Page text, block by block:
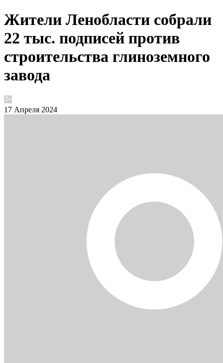
Жители Ленобласти собрали
22 тыс. подписей против
строительства глиноземного
завода
17 Апреля 2024